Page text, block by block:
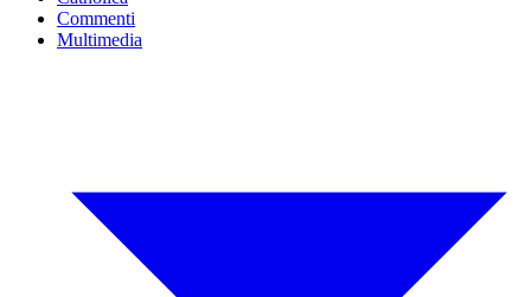
Commenti
Multimedia